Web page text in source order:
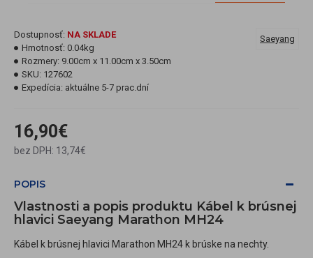
16,90€
bez DPH: 13,74€
Dostupnosť: NA SKLADE
Hmotnosť: 0.04kg
Rozmery: 9.00cm x 11.00cm x 3.50cm
SKU: 127602
Expedícia: aktuálne 5-7 prac.dní
Saeyang
POPIS
Vlastnosti a popis produktu Kábel k brúsnej
hlavici Saeyang Marathon MH24
Kábel k brúsnej hlavici Marathon MH24 k brúske na nechty.